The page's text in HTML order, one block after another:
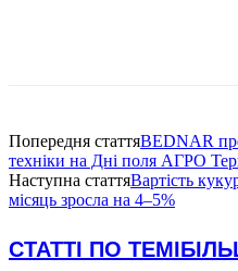
Попередня статтяBEDNAR
техніки на Дні поля АГРО
Наступна статтяВартість
місяць зросла на 4–5%
СТАТТІ ПО ТЕМІ